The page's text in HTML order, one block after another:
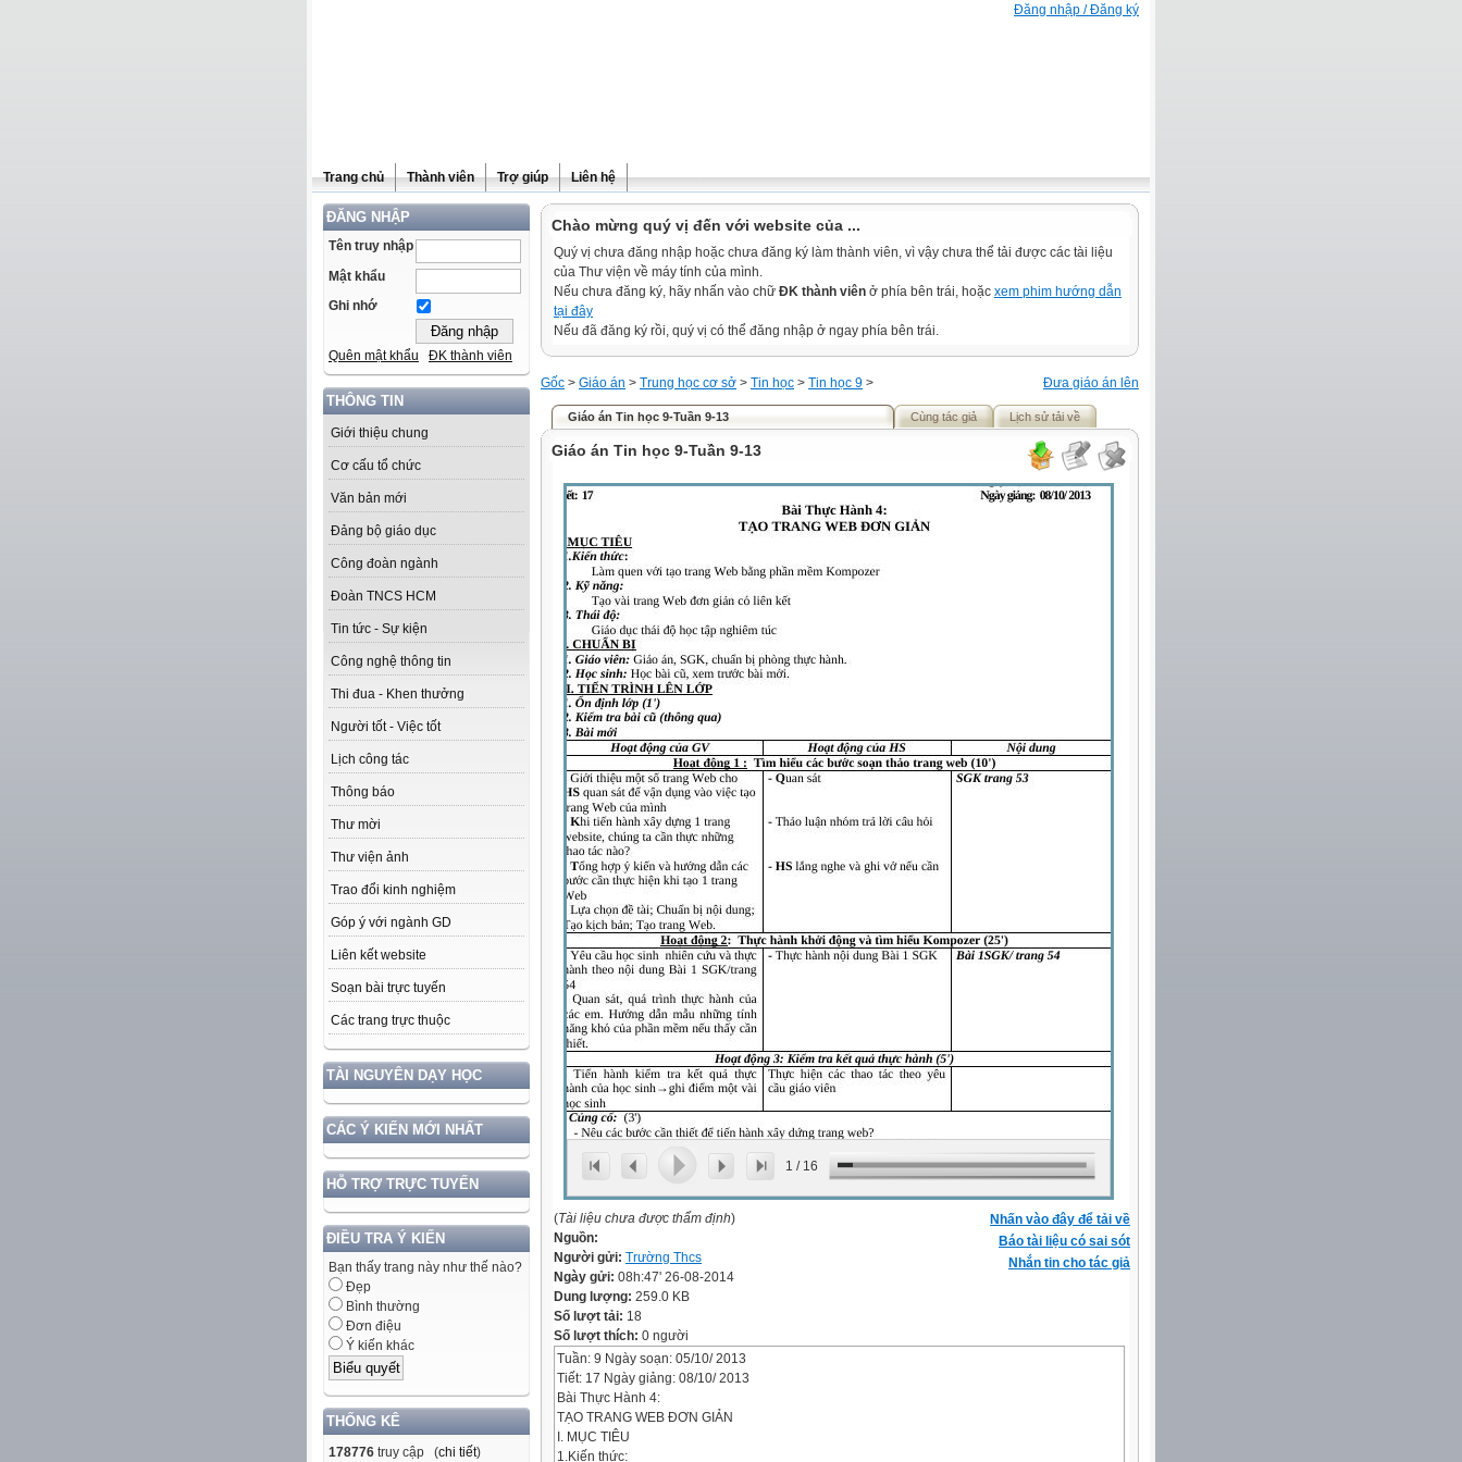
Đăng nhập / Đăng ký
Trang chủ Thành viên Trợ giúp Liên hệ
ĐĂNG NHẬP
Tên truy nhập
Mật khẩu
Ghi nhớ
Quên mật khẩu ĐK thành viên
THÔNG TIN
Giới thiệu chung
Cơ cấu tổ chức
Văn bản mới
Đảng bộ giáo dục
Công đoàn ngành
Đoàn TNCS HCM
Tin tức - Sự kiện
Công nghệ thông tin
Thi đua - Khen thưởng
Người tốt - Việc tốt
Lịch công tác
Thông báo
Thư mời
Thư viện ảnh
Trao đổi kinh nghiệm
Góp ý với ngành GD
Liên kết website
Soạn bài trực tuyến
Các trang trực thuộc
TÀI NGUYÊN DẠY HỌC
CÁC Ý KIẾN MỚI NHẤT
HỖ TRỢ TRỰC TUYẾN
ĐIỀU TRA Ý KIẾN
Bạn thấy trang này như thế nào?
Đẹp
Bình thường
Đơn điệu
Ý kiến khác
THỐNG KÊ
178776 truy cập (chi tiết)
Chào mừng quý vị đến với website của ...
Quý vị chưa đăng nhập hoặc chưa đăng ký làm thành viên, vì vậy chưa thể tải được các tài liệu
của Thư viện về máy tính của mình.
Nếu chưa đăng ký, hãy nhấn vào chữ ĐK thành viên ở phía bên trái, hoặc xem phim hướng dẫn
tại đây
Nếu đã đăng ký rồi, quý vị có thể đăng nhập ở ngay phía bên trái.
Đưa giáo án lên
Gốc > Giáo án > Trung học cơ sở > Tin học > Tin học 9 >
Giáo án Tin học 9-Tuần 9-13 Cùng tác giả Lịch sử tải về
Giáo án Tin học 9-Tuần 9-13
1 / 16
Nhấn vào đây để tải về
Báo tài liệu có sai sót
Nhắn tin cho tác giả
(Tài liệu chưa được thẩm định)
Nguồn:
Người gửi: Trường Thcs
Ngày gửi: 08h:47' 26-08-2014
Dung lượng: 259.0 KB
Số lượt tải: 18
Số lượt thích: 0 người
Tuần: 9 Ngày soạn: 05/10/ 2013
Tiết: 17 Ngày giảng: 08/10/ 2013
Bài Thực Hành 4:
TẠO TRANG WEB ĐƠN GIẢN
I. MỤC TIÊU
1.Kiến thức: